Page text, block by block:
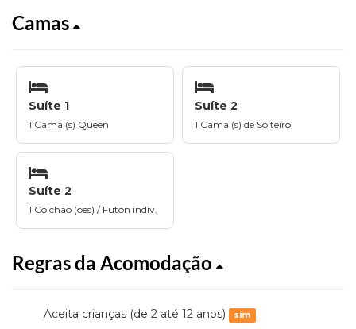
Camas
Suíte 1
1 Cama (s) Queen
Suíte 2
1 Cama (s) de Solteiro
Suíte 2
1 Colchão (ões) / Futón indiv.
Regras da Acomodação
Aceita crianças (de 2 até 12 anos) sim